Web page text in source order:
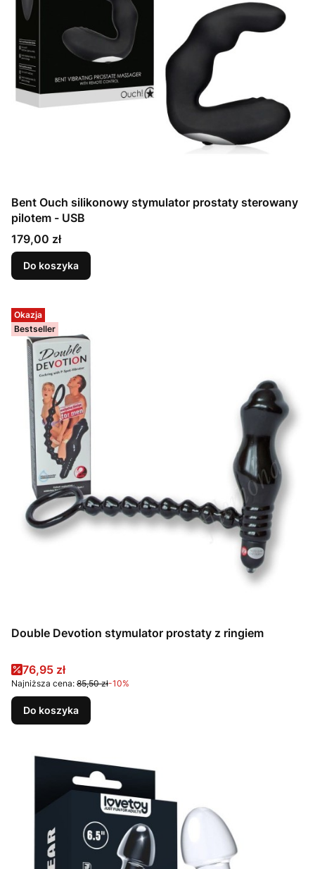
Bent Ouch silikonowy stymulator prostaty sterowany
pilotem - USB
Cena
179,00 zł
Do koszyka
Okazja
Bestseller
Double Devotion stymulator prostaty z ringiem
Cena promocyjna
76,95 zł
Najniższa cena: 85,50 zł-10%
Do koszyka